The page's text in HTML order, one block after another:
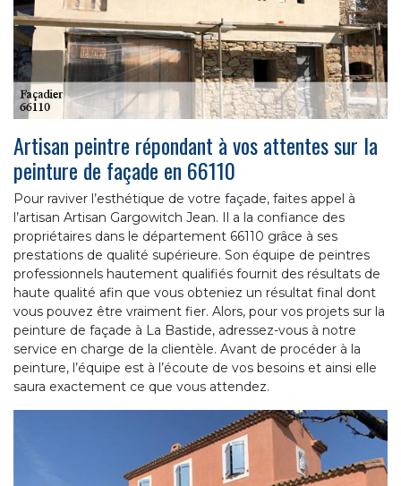
Artisan peintre répondant à vos attentes sur la
peinture de façade en 66110
Pour raviver l’esthétique de votre façade, faites appel à
l’artisan Artisan Gargowitch Jean. Il a la confiance des
propriétaires dans le département 66110 grâce à ses
prestations de qualité supérieure. Son équipe de peintres
professionnels hautement qualifiés fournit des résultats de
haute qualité afin que vous obteniez un résultat final dont
vous pouvez être vraiment fier. Alors, pour vos projets sur la
peinture de façade à La Bastide, adressez-vous à notre
service en charge de la clientèle. Avant de procéder à la
peinture, l’équipe est à l’écoute de vos besoins et ainsi elle
saura exactement ce que vous attendez.